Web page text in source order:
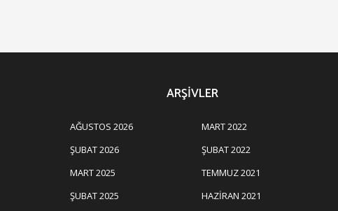
ARŞIVLER
AĞUSTOS 2026
ŞUBAT 2026
MART 2025
ŞUBAT 2025
MART 2022
ŞUBAT 2022
TEMMUZ 2021
HAZIRAN 2021